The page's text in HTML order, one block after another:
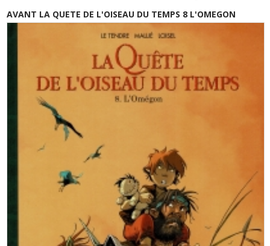
AVANT LA QUETE DE L'OISEAU DU TEMPS 8 L'OMEGON